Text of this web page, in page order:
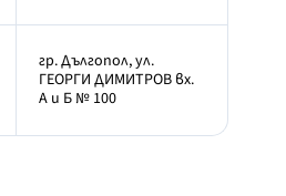
гр. Дългопол, ул.
ГЕОРГИ ДИМИТРОВ вх.
А и Б № 100